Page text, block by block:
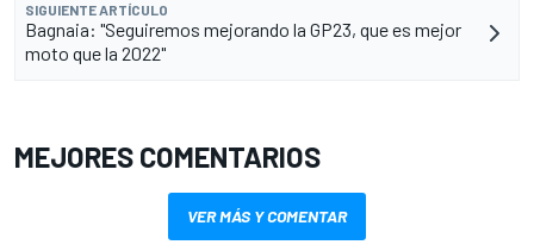
SIGUIENTE ARTÍCULO
Bagnaia: "Seguiremos mejorando la GP23, que es mejor
moto que la 2022"
MEJORES COMENTARIOS
VER MÁS Y COMENTAR